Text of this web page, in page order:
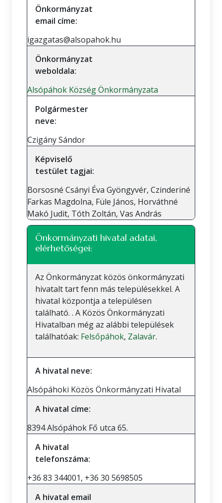
Önkormányzat
email címe:
igazgatas@alsopahok.hu
Önkormányzat
weboldala:
Alsópáhok Község Önkormányzata
Polgármester
neve:
Czigány Sándor
Képviselő
testület tagjai:
Borsosné Csányi Éva Gyöngyvér, Czinderiné
Farkas Magdolna, Füle János, Horváthné
Makó Judit, Tóth Zoltán, Vas András
Önkormányzati hivatal adatai,
elérhetőségei:
Az Önkormányzat közös önkormányzati
hivatalt tart fenn más településekkel. A
hivatal központja a településen
található. . A Közös Önkormányzati
Hivatalban még az alábbi települések
találhatóak: Felsőpáhok, Zalavár.
A hivatal neve:
Alsópáhoki Közös Önkormányzati Hivatal
A hivatal címe:
8394 Alsópáhok Fő utca 65.
A hivatal
telefonszáma:
+36 83 344001, +36 30 5698505
A hivatal email